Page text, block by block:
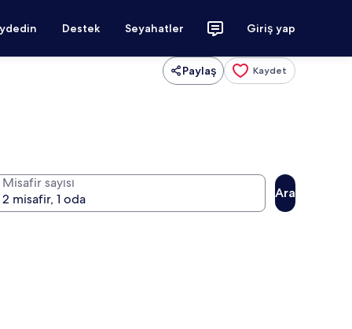
Destek Seyahatler Giriş yap
Paylaş Kaydet
Misafir sayısı
Ara